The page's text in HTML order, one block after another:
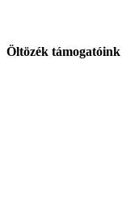
Öltözék támogatóink